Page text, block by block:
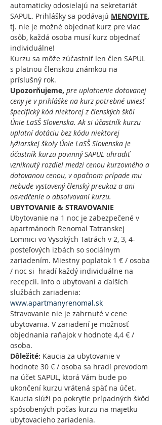
automaticky odosielajú na sekretariát
SAPUL. Prihlášky sa podávajú MENOVITE,
tj. nie je možné objednať kurz pre viac
osôb, každá osoba musí kurz objednať
individuálne!
Kurzu sa môže zúčastniť len člen SAPUL
s platnou členskou známkou na
príslušný rok.
Upozorňujeme, pre uplatnenie dotovanej
ceny je v prihláške na kurz potrebné uviesť
špecifický kód niektorej z členských škôl
Únie LaSŠ Slovenska. Ak si účastník kurzu
uplatní dotáciu bez kódu niektorej
lyžiarskej školy Únie LaSŠ Slovenska je
účastník kurzu povinný SAPUL uhradiť
vzniknutý rozdiel medzi cenou kurzovného a
dotovanou cenou, v opačnom prípade mu
nebude vystavený členský preukaz a ani
osvedčenie o absolvovaní kurzu.
UBYTOVANIE & STRAVOVANIE
Ubytovanie na 1 noc je zabezpečené v
apartmánoch Renomal Tatranskej
Lomnici vo Vysokých Tatrách v 2, 3, 4-
posteľových izbách so sociálnym
zariadením. Miestny poplatok 1 € / osoba
/ noc si  hradí každý individuálne na
recepcii. Info o ubytovaní a ďalších
službách zariadenia:
www.apartmanyrenomal.sk
Stravovanie nie je zahrnuté v cene
ubytovania. V zariadení je možnosť
objednania raňajok v hodnote 4,4 € /
osoba.
Dôležité: Kaucia za ubytovanie v
hodnote 30 € / osoba sa hradí prevodom
na účet SAPUL, ktorá Vám bude po
ukončení kurzu vrátená späť na účet.
Kaucia slúži po pokrytie prípadných škôd
spôsobených počas kurzu na majetku
ubytovacieho zariadenia.